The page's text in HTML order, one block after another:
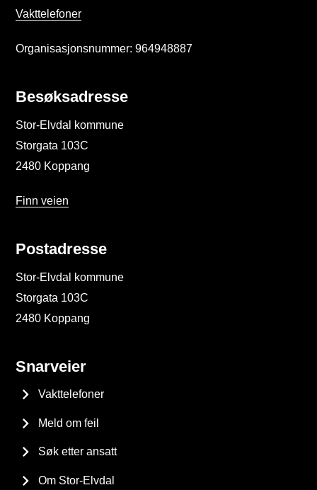
Vakttelefoner
Organisasjonsnummer: 964948887
Besøksadresse
Stor-Elvdal kommune
Storgata 103C
2480 Koppang
Finn veien
Postadresse
Stor-Elvdal kommune
Storgata 103C
2480 Koppang
Snarveier
Vakttelefoner
Meld om feil
Søk etter ansatt
Om Stor-Elvdal